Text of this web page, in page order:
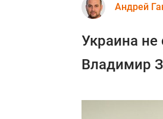
Андрей
Украина не
Владимир